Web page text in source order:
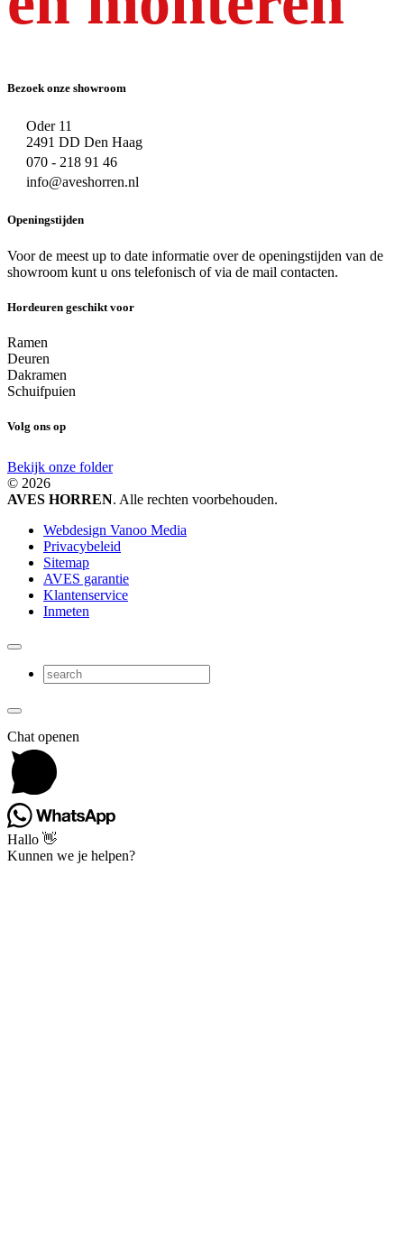
Bezoek onze showroom
Oder 11
2491 DD Den Haag
070 - 218 91 46
info@aveshorren.nl
Openingstijden
Voor de meest up to date informatie over de openingstijden van de
showroom kunt u ons telefonisch of via de mail contacten.
Hordeuren geschikt voor
Ramen
Deuren
Dakramen
Schuifpuien
Volg ons op
Bekijk onze folder
© 2026
AVES HORREN. Alle rechten voorbehouden.
Webdesign Vanoo Media
Privacybeleid
Sitemap
AVES garantie
Klantenservice
Inmeten
Chat openen
Hallo 👋
Kunnen we je helpen?